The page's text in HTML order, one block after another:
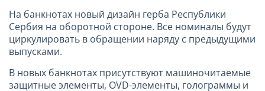
На банкнотах новый дизайн герба Республики
Сербия на оборотной стороне. Все номиналы будут
циркулировать в обращении наряду с предыдущими
выпусками.
В новых банкнотах присутствуют машиночитаемые
защитные элементы, OVD-элементы, голограммы и